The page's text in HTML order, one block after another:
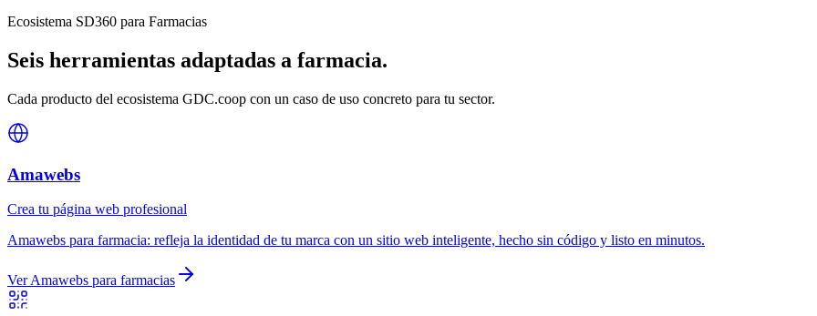
Ecosistema SD360 para Farmacias
Seis herramientas adaptadas a farmacia.
Cada producto del ecosistema GDC.coop con un caso de uso concreto para tu sector.
Amawebs
Crea tu página web profesional
Amawebs para farmacia: refleja la identidad de tu marca con un sitio web inteligente, hecho sin código y listo en minutos.
VerAmawebs para farmacias